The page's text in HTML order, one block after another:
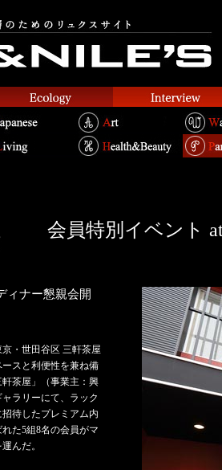
会員特別イベント
ィナー懇親会開
・世田谷区 三軒茶屋
スと利便性を兼ね備
茶屋」（事業主：興
ラリーにて、ラック
待したプレミアム内
た5組8名の会員がマ
んだ。